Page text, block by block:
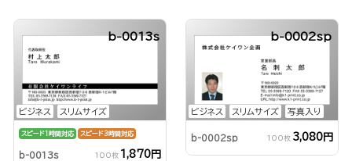
ビジネス スリムサイズ
b-0013s
スピード1時間対応 スピード3時間対応
b-0013s 100枚 1,870円
ビジネス スリムサイズ 写真入り
b-0002sp
b-0002sp 100枚 3,080円